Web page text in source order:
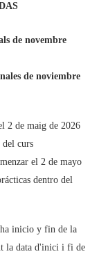
de novembre
de noviembre
2 de maig de 2026
del curs
el 2 de mayo
dentro del
inicio y fin de la
la data d'inici i fi de